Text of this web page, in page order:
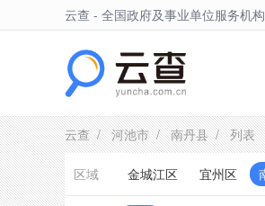
云查 - 全国政府及事业单位服务机
云查/河池市/南丹县/ 列表
区域 金城江区 宜州区